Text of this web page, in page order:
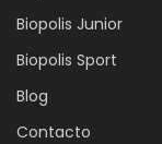
Biopolis Junior
Biopolis Sport
Blog
Contacto